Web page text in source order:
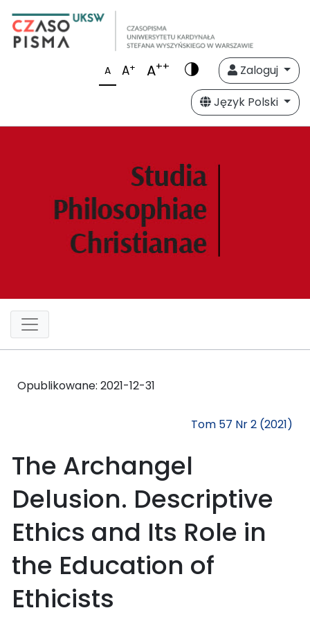
A A+ A++
Zaloguj
Język Polski
Opublikowane: 2021-12-31
Tom 57 Nr 2 (2021)
The Archangel
Delusion. Descriptive
Ethics and Its Role in
the Education of
Ethicists